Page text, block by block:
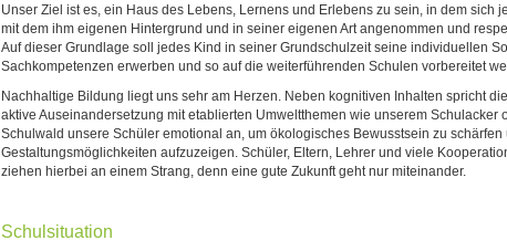
Unser Ziel ist es, ein Haus des Lebens, Lernens und Erlebens zu sein, in dem sich
mit dem ihm eigenen Hintergrund und in seiner eigenen Art angenommen und
Auf dieser Grundlage soll jedes Kind in seiner Grundschulzeit seine individuellen
Sachkompetenzen erwerben und so auf die weiterführenden Schulen vorbereitet
Nachhaltige Bildung liegt uns sehr am Herzen. Neben kognitiven Inhalten spricht
aktive Auseinandersetzung mit etablierten Umweltthemen wie unserem Schulacker
Schulwald unsere Schüler emotional an, um ökologisches Bewusstsein zu schärfen
Gestaltungsmöglichkeiten aufzuzeigen. Schüler, Eltern, Lehrer und viele
ziehen hierbei an einem Strang, denn eine gute Zukunft geht nur miteinander.
Schulsituation